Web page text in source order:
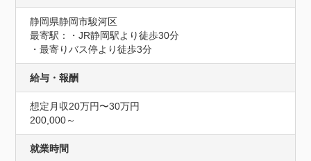
静岡県静岡市駿河区
最寄駅：・JR静岡駅より徒歩30分
・最寄りバス停より徒歩3分
給与・報酬
想定月収20万円〜30万円
200,000～
就業時間